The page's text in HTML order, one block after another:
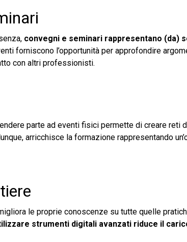
convegni e seminari rappresentano (da)
forniscono l’opportunità per approfondire
con altri professionisti.
parte ad eventi fisici permette di creare reti
arricchisce la formazione rappresentando
le proprie conoscenze su tutte quelle
strumenti digitali avanzati riduce il